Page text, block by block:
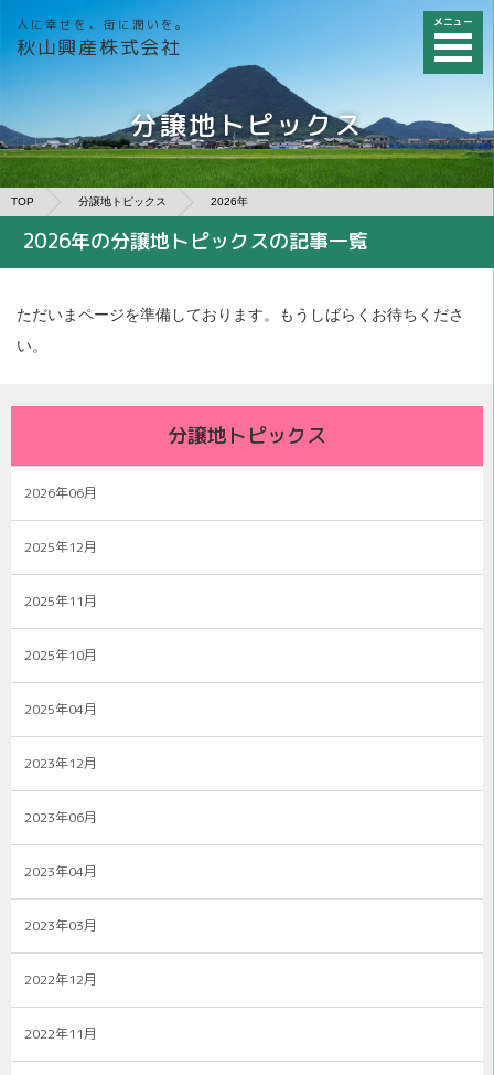
人に幸せを、街に潤いを。
秋山興産株式会社
メニュー
分譲地トピックス
TOP 分譲地トピックス 2026年
2026年の分譲地トピックスの記事一覧
ただいまページを準備しております。もうしばらくお待ちくださ
い。
分譲地トピックス
2026年06月
2025年12月
2025年11月
2025年10月
2025年04月
2023年12月
2023年06月
2023年04月
2023年03月
2022年12月
2022年11月